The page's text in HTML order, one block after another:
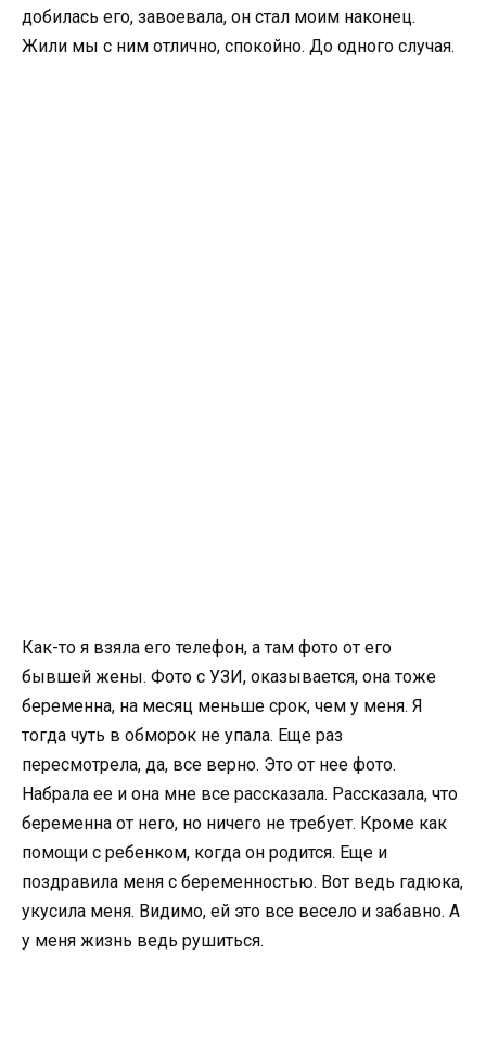
добилась его, завоевала, он стал моим наконец.
Жили мы с ним отлично, спокойно. До одного случая.
Как-то я взяла его телефон, а там фото от его
бывшей жены. Фото с УЗИ, оказывается, она тоже
беременна, на месяц меньше срок, чем у меня. Я
тогда чуть в обморок не упала. Еще раз
пересмотрела, да, все верно. Это от нее фото.
Набрала ее и она мне все рассказала. Рассказала, что
беременна от него, но ничего не требует. Кроме как
помощи с ребенком, когда он родится. Еще и
поздравила меня с беременностью. Вот ведь гадюка,
укусила меня. Видимо, ей это все весело и забавно. А
у меня жизнь ведь рушиться.